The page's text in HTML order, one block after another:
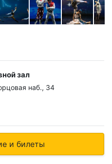
зал
наб., 34
и билеты